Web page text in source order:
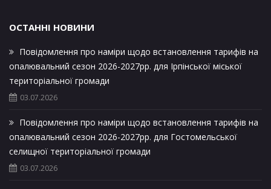
ОСТАННІ НОВИНИ
Повідомлення про наміри щодо встановлення тарифів на
опалювальний сезон 2026-2027рр. для Ірпінської міської
територіальної громади
03.07.2026
Повідомлення про наміри щодо встановлення тарифів на
опалювальний сезон 2026-2027рр. для Гостомельської
селищної територіальної громади
03.07.2026